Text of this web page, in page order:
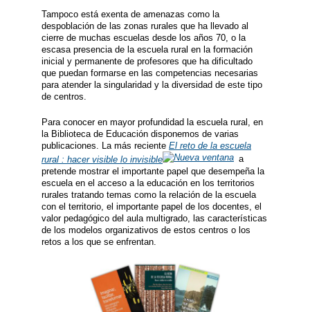
Tampoco está exenta de amenazas como la
despoblación de las zonas rurales que ha llevado al
cierre de muchas escuelas desde los años 70, o la
escasa presencia de la escuela rural en la formación
inicial y permanente de profesores que ha dificultado
que puedan formarse en las competencias necesarias
para atender la singularidad y la diversidad de este tipo
de centros.
Para conocer en mayor profundidad la escuela rural, en
la Biblioteca de Educación disponemos de varias
publicaciones. La más reciente El reto de la escuela
rural : hacer visible lo invisible
a
pretende mostrar el importante papel que desempeña la
escuela en el acceso a la educación en los territorios
rurales tratando temas como la relación de la escuela
con el territorio, el importante papel de los docentes, el
valor pedagógico del aula multigrado, las características
de los modelos organizativos de estos centros o los
retos a los que se enfrentan.